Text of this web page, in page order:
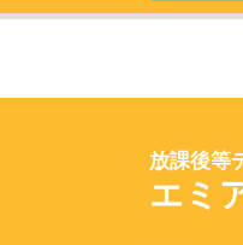
放課後等
エミ